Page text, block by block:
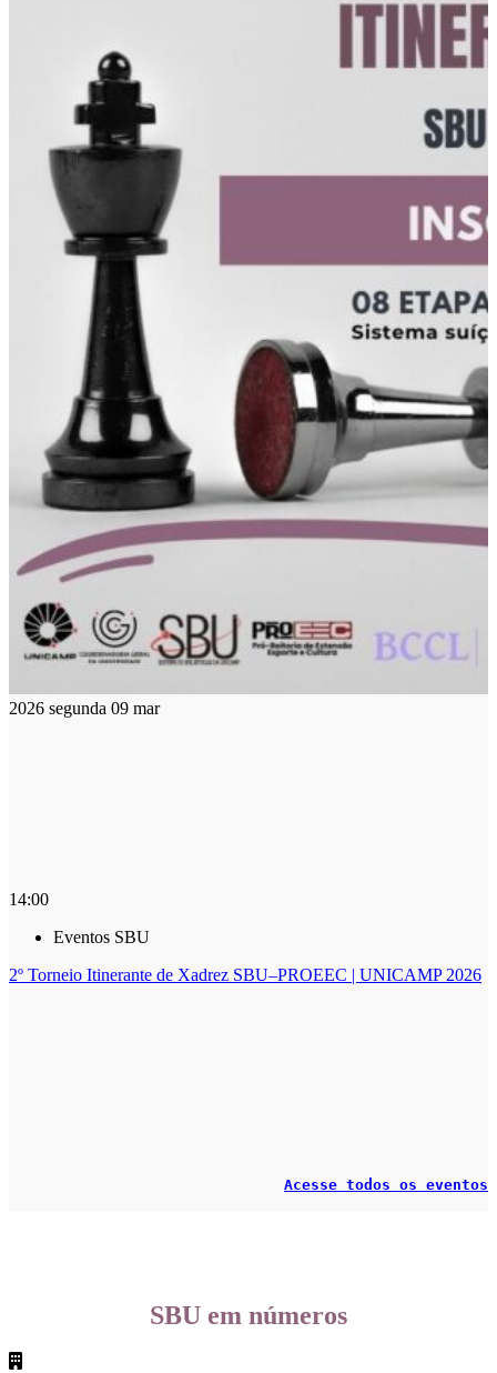
2026 segunda 09 mar
14:00
Eventos SBU
2º Torneio Itinerante de Xadrez SBU–PROEEC | UNICAMP 2026
Acesse todos os eventos
SBU em números